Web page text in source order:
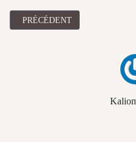
ARTICLE PRÉCÉDENT :
PRÉCÉDENT